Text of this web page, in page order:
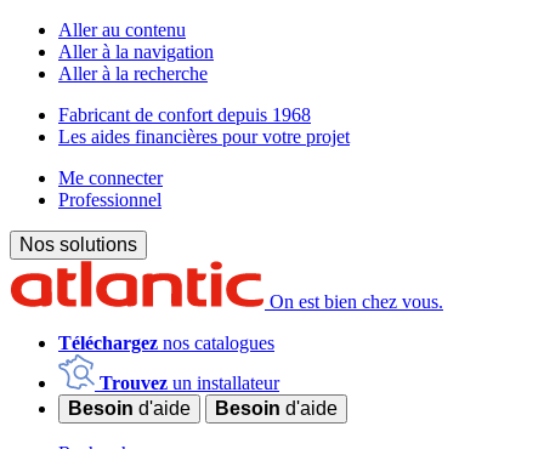
Aller au contenu
Aller à la navigation
Aller à la recherche
Fabricant de confort depuis 1968
Les aides financières pour votre projet
Me connecter
Professionnel
Nos solutions
On est bien chez vous.
Téléchargez nos catalogues
Trouvez un installateur
Besoin d'aide Besoin d'aide